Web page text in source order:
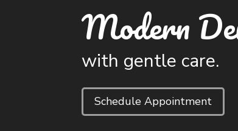
Modern
with gentle care.
Schedule Appointment